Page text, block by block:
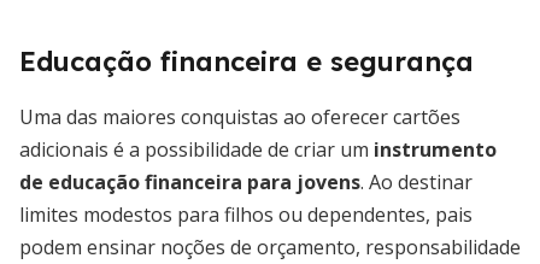
Educação financeira e segurança
Uma das maiores conquistas ao oferecer cartões
adicionais é a possibilidade de criar um instrumento
de educação financeira para jovens. Ao destinar
limites modestos para filhos ou dependentes, pais
podem ensinar noções de orçamento, responsabilidade